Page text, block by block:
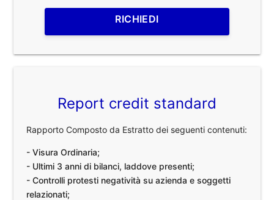
RICHIEDI
Report credit standard
Rapporto Composto da Estratto dei seguenti contenuti:
- Visura Ordinaria;
- Ultimi 3 anni di bilanci, laddove presenti;
- Controlli protesti negatività su azienda e soggetti
relazionati;